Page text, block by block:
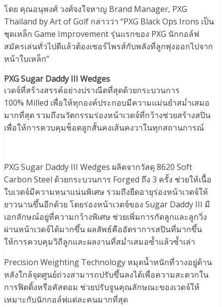
โดย คุณอนุพงศ์ วงศ์จงใจหาญ Brand Manager, PXG
Thailand by Art of Golf กล่าวว่า “PXG Black Ops Irons เป็น
ชุดเหล็ก Game Improvement รุ่นแรกของ PXG นักกอล์ฟ
สมัครเล่นทั่วไปตีแล้วต้องเซอร์ไพรส์กับพลังที่ลูกพุ่งออกไปจาก
หน้าใบเหล็ก”
PXG Sugar Daddy III Wedges
เวดจ์ที่สร้างสรรค์อย่างปราณีตที่สุดด้วยกระบวนการ
100% Milled เพื่อให้ทุกองค์ประกอบมีความแม่นยำสม่ำเสมอ
มากที่สุด รวมถึงนวัตกรรมร่องหน้าเวดจ์ที่กว้างช่วยสร้างสปิน
เพื่อให้การควบคุมช็อตลูกสั้นคงเส้นคงวาในทุกสถานการณ์
PXG Sugar Daddy III Wedges ผลิตจากวัสดุ 8620 Soft
Carbon Steel ด้วยกระบวนการ Forged ถึง 3 ครั้ง ช่วยให้เนื้อ
ใบเวดจ์มีความหนาแน่นพิเศษ รวมถึงยืดอายุร่องหน้าเวดจ์ให้
ยาวนานขึ้นอีกด้วย โดยร่องหน้าเวดจ์ของ Sugar Daddy III มี
เอกลักษณ์อยู่ที่ความกว้างพิเศษ ช่วยเพิ่มการกัดลูกและลูกวิ่ง
ผ่านหน้าเวดจ์ได้มากขึ้น ผลลัพธ์คืออัตราการสปินที่มากขึ้น
ให้การควบคุมวิถีลูกและผลงานที่สม่ำเสมอซ้ำแล้วซ้ำเล่า
Precision Weighting Technology หมุดน้ำหนักที่วางอยู่ด้าน
หลังใกล้จุดศูนย์ถ่วงสามารถปรับขึ้นลงได้เพื่อความสะดวกใน
การฟิตติ้งหรือคัสตอม ช่วยปรับจูนคุณลักษณะของเวดจ์ให้
เหมาะกับนักกอล์ฟแต่ละคนมากที่สุด